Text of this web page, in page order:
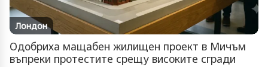
Лондон
Одобриха мащабен жилищен проект в Мичъм
въпреки протестите срещу високите сгради